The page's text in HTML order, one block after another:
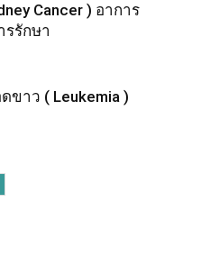
Cancer ) อาการ
รรักษา
ดขาว ( Leukemia )